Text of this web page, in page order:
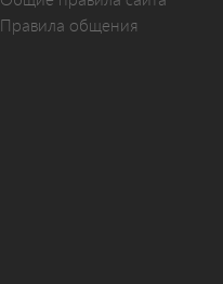
Правила общения